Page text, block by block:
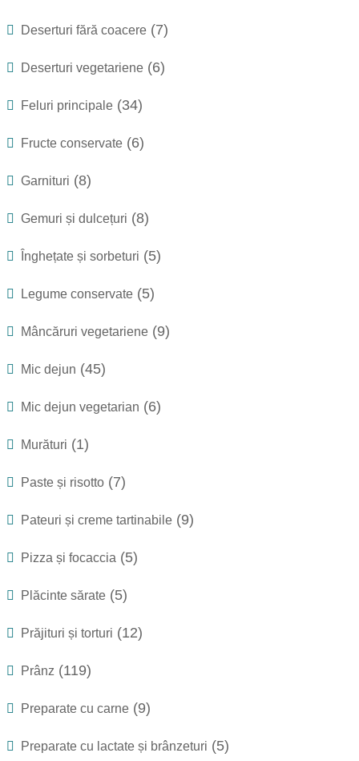
Deserturi fără coacere (7)
Deserturi vegetariene (6)
Feluri principale (34)
Fructe conservate (6)
Garnituri (8)
Gemuri și dulcețuri (8)
Înghețate și sorbeturi (5)
Legume conservate (5)
Mâncăruri vegetariene (9)
Mic dejun (45)
Mic dejun vegetarian (6)
Murături (1)
Paste și risotto (7)
Pateuri și creme tartinabile (9)
Pizza și focaccia (5)
Plăcinte sărate (5)
Prăjituri și torturi (12)
Prânz (119)
Preparate cu carne (9)
Preparate cu lactate și brânzeturi (5)